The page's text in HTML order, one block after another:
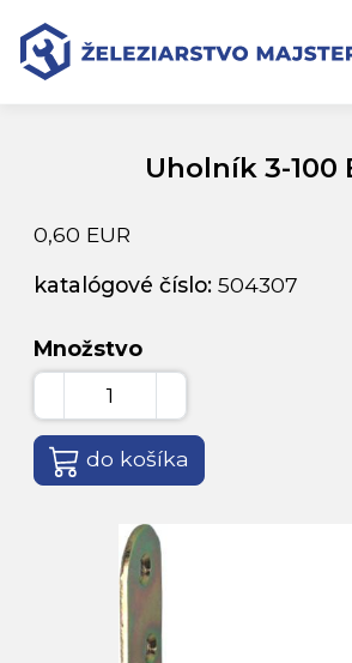
Preskočiť na obsah
Preskočiť na hlavné menu
Úvodná stránka
Uholník 3-100
0,60 EUR
katalógové číslo: 504307
Množstvo
do košíka